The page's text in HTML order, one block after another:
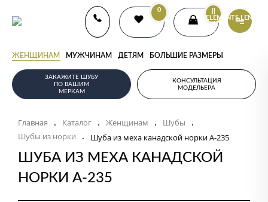
0
{{
ELEMENTS.LENGTH
}}
ЖЕНЩИНАМ МУЖЧИНАМ ДЕТЯМ БОЛЬШИЕ РАЗМЕРЫ
ЗАКАЖИТЕ ШУБУ
ПО ВАШИМ
МЕРКАМ
КОНСУЛЬТАЦИЯ
МОДЕЛЬЕРА
Главная . Каталог . Женщинам . Шубы .
Шубы из норки . Шуба из меха канадской норки А-235
ШУБА ИЗ МЕХА КАНАДСКОЙ
НОРКИ А-235